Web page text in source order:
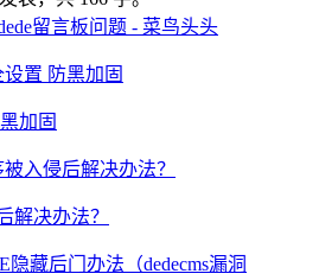
留言板问题 - 菜鸟头头
加固
解决办法？